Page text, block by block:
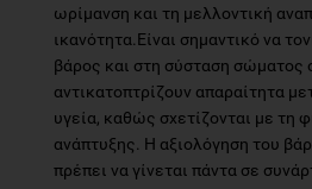
ωρίμανση και τη μελλοντική
ικανότητα.Είναι σημαντικό να
βάρος και στη σύσταση σώματος
αντικατοπτρίζουν απαραίτητα
υγεία, καθώς σχετίζονται με τη
ανάπτυξης. Η αξιολόγηση του
πρέπει να γίνεται πάντα σε